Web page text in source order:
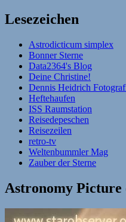
Lesezeichen
Astrodicticum simplex
Bonner Sterne
Data2364's Blog
Deine Christine!
Dennis Heidrich
Heftehaufen
ISS Raumstation
Reisedepeschen
Reisezeilen
retro-tv
Weltenbummler Mag
Zauber der Sterne
Astronomy Picture